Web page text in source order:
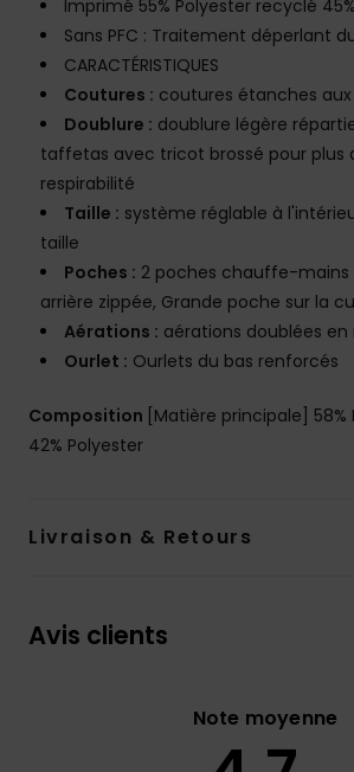
Imprimé 55% Polyester recyclé
Sans PFC : Traitement déperlant
CARACTÉRISTIQUES
Coutures : coutures étanches
Doublure : doublure légère
taffetas avec tricot brossé pour plus
respirabilité
Taille : système réglable à
taille
Poches : 2 poches chauffe-mains
arrière zippée, Grande poche sur la
Aérations : aérations doublées en
Ourlet : Ourlets du bas renforcés
Composition [Matière principale]
42% Polyester
Livraison & Retours
Avis clients
Note moyenne